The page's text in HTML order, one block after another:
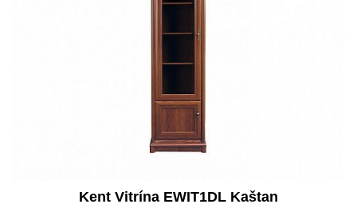
Kent Vitrína EWIT1DL Kaštan